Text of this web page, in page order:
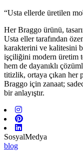
“Usta ellerde üretilen
Her Braggo ürünü,
Usta eller tarafından
karakterini ve kalitesini
işçiliğini modern üretim
hem de dayanıklı
titizlik, ortaya çıkan her
Braggo için zanaat;
bir anlayıştır.
SosyalMedya
blog